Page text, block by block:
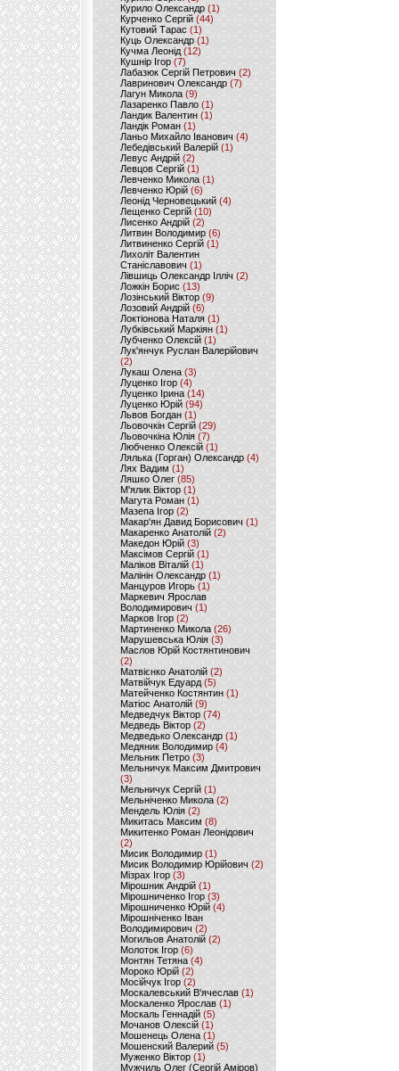
Курило Олександр (1)
Курченко Сергій (44)
Кутовий Тарас (1)
Куць Олександр (1)
Кучма Леонід (12)
Кушнір Ігор(7)
Лабазюк Сергій Петрович (2)
Лавринович Олександр(7)
Лагун Микола(9)
Лазаренко Павло (1)
Ландик Валентин (1)
Ландік Роман (1)
Ланьо Михайло Іванович(4)
Лебедівський Валерій(1)
Левус Андрій(2)
Левцов Сергій (1)
Левченко Микола (1)
Левченко Юрій (6)
Леонід Черновецький (4)
Лещенко Сергій (10)
Лисенко Андрій (2)
Литвин Володимир (6)
Литвиненко Сергій (1)
Лихоліт Валентин
Станіславович (1)
Лівшиць Олександр Ілліч (2)
Ложкін Борис(13)
Лозінський Віктор(9)
Лозовий Андрій (6)
Локтіонова Наталя (1)
Лубківський Маркіян(1)
Лубченко Олексій (1)
Лук'янчук Руслан Валерійович
(2)
Лукаш Олена (3)
Луценко Ігор (4)
Луценко Ірина (14)
Луценко Юрій (94)
Львов Богдан (1)
Льовочкін Сергій (29)
Льовочкіна Юлія(7)
Любченко Олексій(1)
Лялька (Горган) Олександр(4)
Лях Вадим (1)
Ляшко Олег (85)
М'ялик Віктор(1)
Магута Роман(1)
Мазепа Ігор (2)
Макар'ян Давид Борисович(1)
Макаренко Анатолій (2)
Македон Юрій(3)
Максімов Сергій (1)
Маліков Віталій (1)
Малінін Олександр (1)
Манцуров Игорь (1)
Маркевич Ярослав
Володимирович (1)
Марков Ігор (2)
Мартиненко Микола (26)
Марушевська Юлія (3)
Маслов Юрій Костянтинович
(2)
Матвієнко Анатолій (2)
Матвійчук Едуард(5)
Матейченко Костянтин (1)
Матіос Анатолій (9)
Медведчук Віктор(74)
Медведь Віктор (2)
Медведько Олександр (1)
Медяник Володимир(4)
Мельник Петро (3)
Мельничук Максим Дмитрович
(3)
Мельничук Сергій (1)
Мельніченко Микола (2)
Мендель Юлія (2)
Микитась Максим (8)
Микитенко Роман Леонідович
(2)
Мисик Володимир (1)
Мисик Володимир Юрійович(2)
Мізрах Ігор(3)
Мірошник Андрій(1)
Мірошниченко Ігор (3)
Мірошниченко Юрій(4)
Мірошніченко Іван
Володимирович (2)
Могильов Анатолій (2)
Молоток Ігор (6)
Монтян Тетяна (4)
Мороко Юрій(2)
Мосійчук Ігор (2)
Москалевський В'ячеслав (1)
Москаленко Ярослав (1)
Москаль Геннадій (5)
Мочанов Олексій(1)
Мошенець Олена(1)
Мошенский Валерий (5)
Муженко Віктор (1)
Мужчиль Олег (Сергій Аміров)